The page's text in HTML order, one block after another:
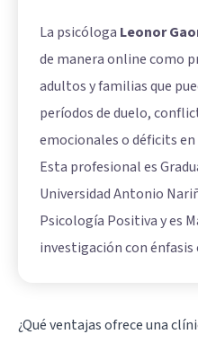
La psicóloga Leonor
de manera online como
adultos y familias que
períodos de duelo,
emocionales o déficits
Esta profesional es
Universidad Antonio
Psicología Positiva y es
investigación con énfasis
¿Qué ventajas ofrece una